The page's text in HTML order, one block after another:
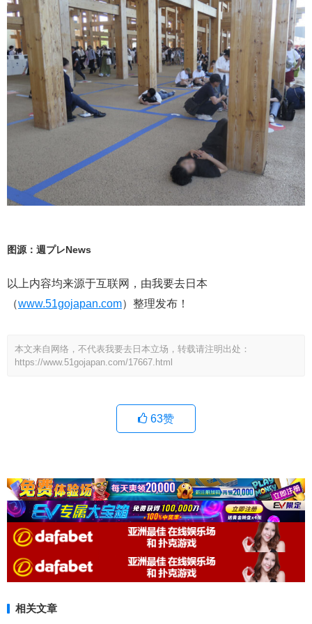
图源：週プレNews
以上内容均来源于互联网，由我要去日本
（www.51gojapan.com）整理发布！
本文来自网络，不代表我要去日本立场，转载请注明出处：
https://www.51gojapan.com/17667.html
63赞
相关文章